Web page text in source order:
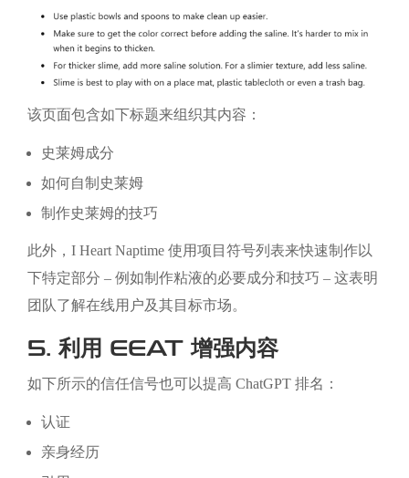
该页面包含如下标题来组织其内容：
史莱姆成分
如何自制史莱姆
制作史莱姆的技巧
此外，I Heart Naptime 使用项目符号列表来快速制作以
下特定部分 – 例如制作粘液的必要成分和技巧 – 这表明
团队了解在线用户及其目标市场。
5. 利用 EEAT 增强内容
如下所示的信任信号也可以提高 ChatGPT 排名：
认证
亲身经历